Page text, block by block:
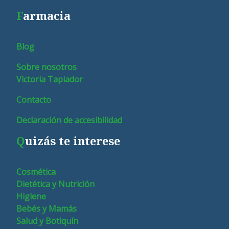
Farmacia
Blog
Sobre nosotros
Victoria Tapiador
Contacto
Declaración de accesibilidad
Quizás te interese
Cosmética
Dietética y Nutrición
Higiene
Bebés y Mamás
Salud y Botiquín